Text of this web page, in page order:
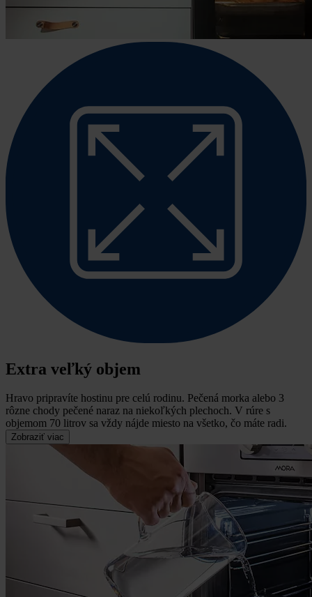
Extra veľký objem
Hravo pripravíte hostinu pre celú rodinu. Pečená morka alebo 3
rôzne chody pečené naraz na niekoľkých plechoch. V rúre s
objemom 70 litrov sa vždy nájde miesto na všetko, čo máte radi.
Zobraziť viac